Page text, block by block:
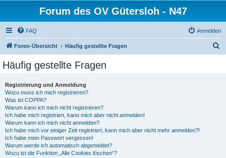
Forum des OV Gütersloh - N47
FAQ Anmelden
Foren-Übersicht Häufig gestellte Fragen
Häufig gestellte Fragen
Registrierung und Anmeldung
Wozu muss ich mich registrieren?
Was ist COPPA?
Warum kann ich mich nicht registrieren?
Ich habe mich registriert, kann mich aber nicht anmelden!
Warum kann ich mich nicht anmelden?
Ich habe mich vor einiger Zeit registriert, kann mich aber nicht mehr anmelden?!
Ich habe mein Passwort vergessen!
Warum werde ich automatisch abgemeldet?
Wozu ist die Funktion „Alle Cookies löschen“?